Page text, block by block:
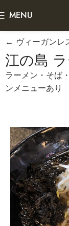
MENU
← ヴィーガンレ
江の島
ラーメン・そば
ンメニューあり